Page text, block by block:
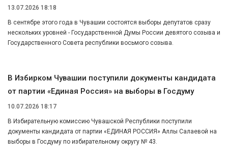
13.07.2026 18:18
В сентябре этого года в Чувашии состоятся выборы депутатов сразу
нескольких уровней - Государственной Думы России девятого созыва и
Государственного Совета республики восьмого созыва.
В Избирком Чувашии поступили документы кандидата
от партии «Единая Россия» на выборы в Госдуму
10.07.2026 18:17
В Избирательную комиссию Чувашской Республики поступили
документы кандидата от партии «ЕДИНАЯ РОССИЯ» Аллы Салаевой на
выборы в Госдуму по избирательному округу № 43.